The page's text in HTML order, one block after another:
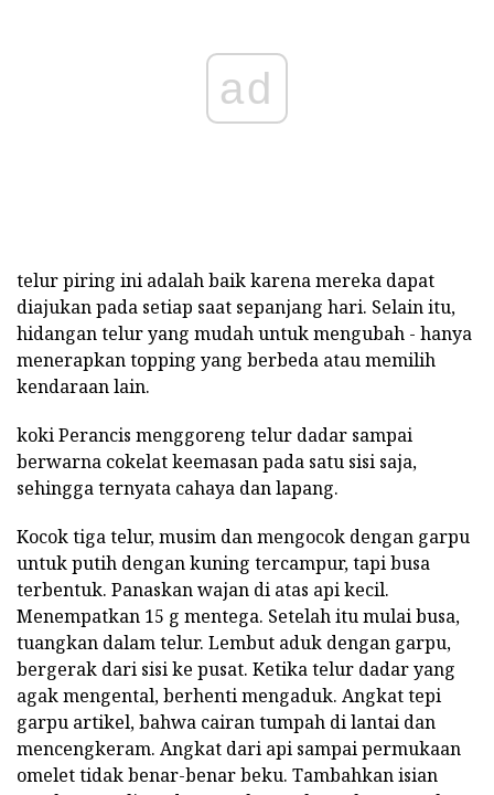
ad
telur piring ini adalah baik karena mereka dapat
diajukan pada setiap saat sepanjang hari. Selain itu,
hidangan telur yang mudah untuk mengubah - hanya
menerapkan topping yang berbeda atau memilih
kendaraan lain.
koki Perancis menggoreng telur dadar sampai
berwarna cokelat keemasan pada satu sisi saja,
sehingga ternyata cahaya dan lapang.
Kocok tiga telur, musim dan mengocok dengan garpu
untuk putih dengan kuning tercampur, tapi busa
terbentuk. Panaskan wajan di atas api kecil.
Menempatkan 15 g mentega. Setelah itu mulai busa,
tuangkan dalam telur. Lembut aduk dengan garpu,
bergerak dari sisi ke pusat. Ketika telur dadar yang
agak mengental, berhenti mengaduk. Angkat tepi
garpu artikel, bahwa cairan tumpah di lantai dan
mencengkeram. Angkat dari api sampai permukaan
omelet tidak benar-benar beku. Tambahkan isian